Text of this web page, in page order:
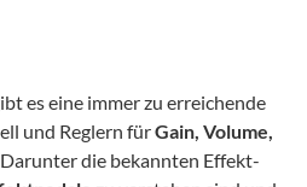
es eine immer zu erreichende
und Reglern fürGain, Volume,
die bekannten Effekt-